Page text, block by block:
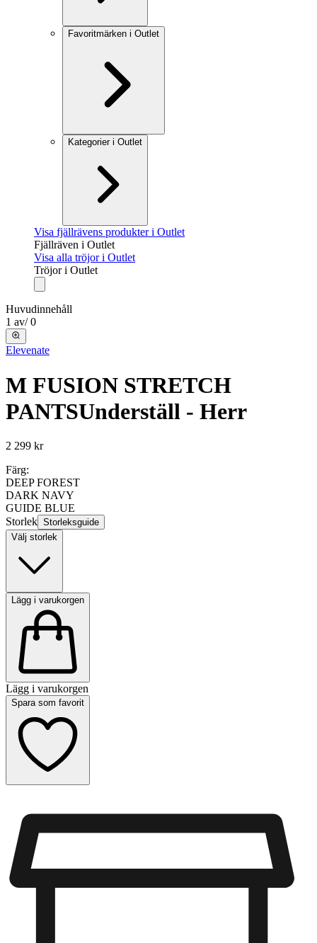
Favoritmärken i Outlet
Kategorier i Outlet
Visa fjällrävens produkter i Outlet
Fjällräven i Outlet
Visa alla tröjor i Outlet
Tröjor i Outlet
Huvudinnehåll
1 av/ 0
Elevenate
M FUSION STRETCH
PANTSUnderställ - Herr
2 299 kr
Färg:
DEEP FOREST
DARK NAVY
GUIDE BLUE
Storlek Storleksguide
Välj storlek
Lägg i varukorgen
Lägg i varukorgen
Spara som favorit